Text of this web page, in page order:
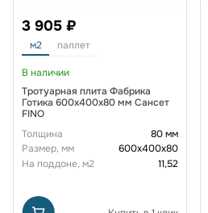
3 905 ₽
м2 паллет
В наличии
Тротуарная плита Фабрика
Готика 600х400х80 мм Сансет
FINO
Толщина
80 мм
Размер, мм
600х400х80
На поддоне, м2
11,52